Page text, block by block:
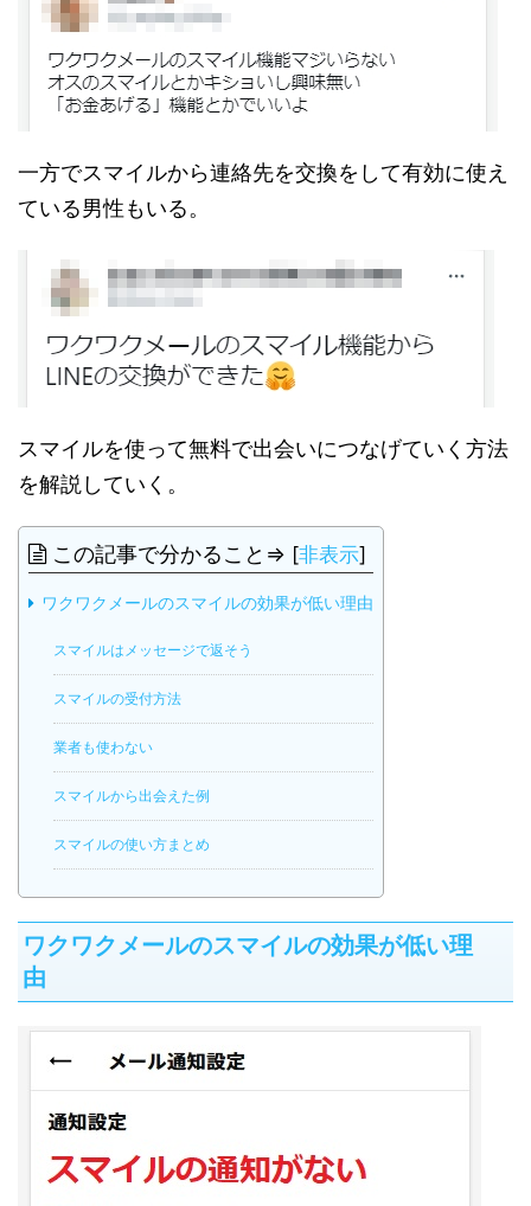
一方でスマイルから連絡先を交換をして有効に使え
ている男性もいる。
スマイルを使って無料で出会いにつなげていく方法
を解説していく。
この記事で分かること⇒ [非表示]
ワクワクメールのスマイルの効果が低い理由
スマイルはメッセージで返そう
スマイルの受付方法
業者も使わない
スマイルから出会えた例
スマイルの使い方まとめ
ワクワクメールのスマイルの効果が低い理
由